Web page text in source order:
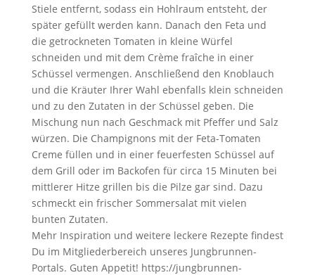
Stiele entfernt, sodass ein Hohlraum entsteht, der
später gefüllt werden kann. Danach den Feta und
die getrockneten Tomaten in kleine Würfel
schneiden und mit dem Crème fraîche in einer
Schüssel vermengen. Anschließend den Knoblauch
und die Kräuter Ihrer Wahl ebenfalls klein schneiden
und zu den Zutaten in der Schüssel geben. Die
Mischung nun nach Geschmack mit Pfeffer und Salz
würzen. Die Champignons mit der Feta-Tomaten
Creme füllen und in einer feuerfesten Schüssel auf
dem Grill oder im Backofen für circa 15 Minuten bei
mittlerer Hitze grillen bis die Pilze gar sind. Dazu
schmeckt ein frischer Sommersalat mit vielen
bunten Zutaten.
Mehr Inspiration und weitere leckere Rezepte findest
Du im Mitgliederbereich unseres Jungbrunnen-
Portals. Guten Appetit! https://jungbrunnen-